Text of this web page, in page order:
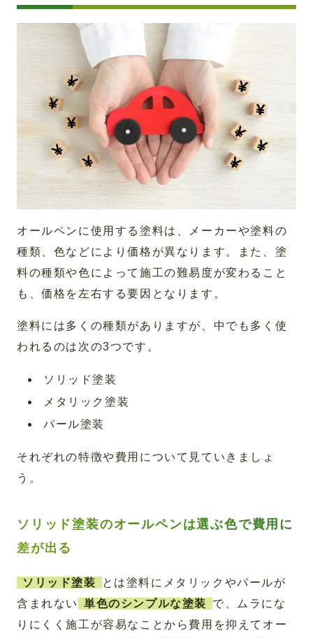
オールペンに使用する塗料は、メーカーや塗料の
種類、色などにより価格が異なります。また、塗
料の種類や色によって施工の難易度が変わること
も、価格を左右する要因となります。
塗料には多くの種類がありますが、中でも多く使
われるのは次の3つです。
ソリッド塗装
メタリック塗装
パール塗装
それぞれの特徴や費用について見ていきましょ
う。
ソリッド塗装のオールペンは選ぶ色で費用に
差が出る
ソリッド塗装
とは塗料にメタリックやパールが
含まれない
単色のシンプルな塗装
で、ムラにな
りにくく施工が容易なことから費用を抑えてオー